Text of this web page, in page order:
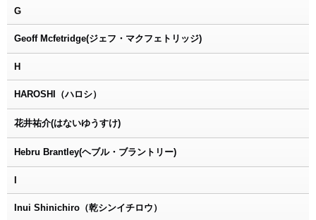
G
Geoff Mcfetridge(ジェフ・マクフェトリッジ)
H
HAROSHI（ハロシ）
花井祐介(はないゆうすけ)
Hebru Brantley(ヘブル・ブラントリー)
Inui Shinichiro（乾シンイチロウ）